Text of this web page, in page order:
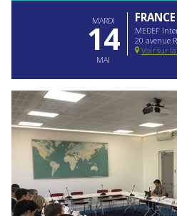
MARDI
14
MAI
FRANCE
MEDEF
20 avenue
Voir sur